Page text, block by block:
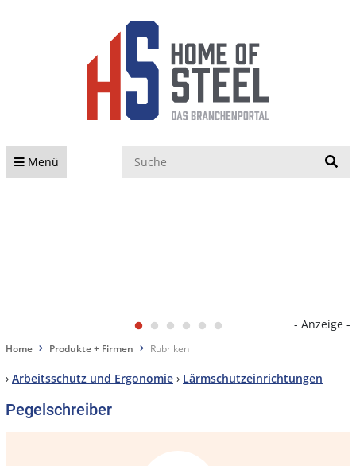
Menü
- Anzeige -
Home Produkte + Firmen Rubriken
› Arbeitsschutz und Ergonomie › Lärmschutzeinrichtungen
Pegelschreiber